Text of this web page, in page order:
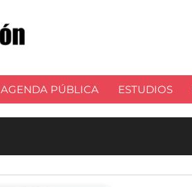
AGENDA PÚBLICA ESTUDIOS